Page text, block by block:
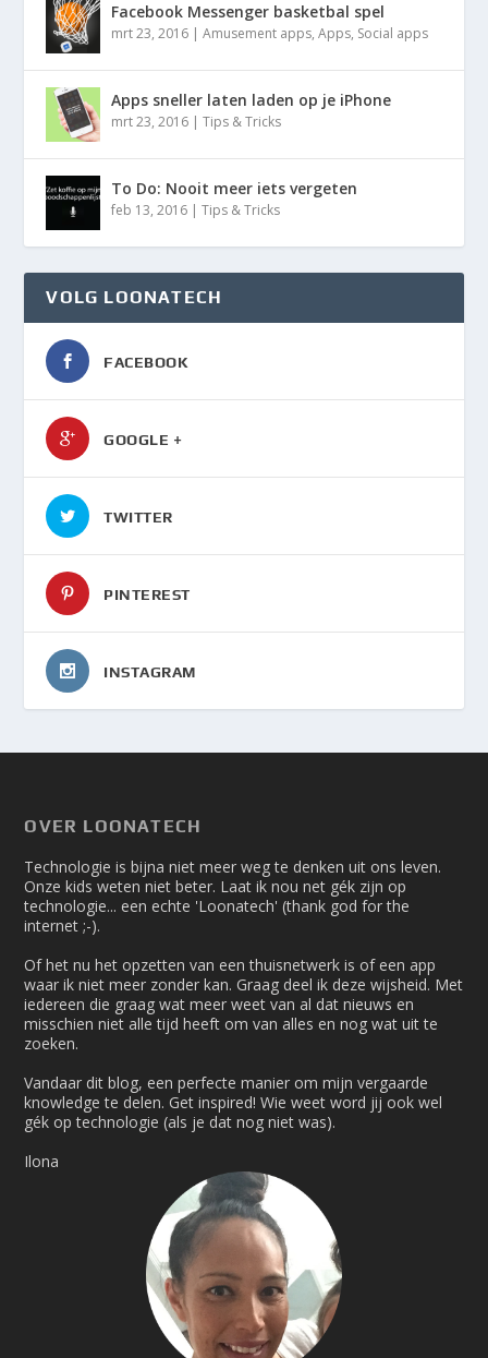
Facebook Messenger basketbal spel
mrt 23, 2016 |Amusement apps,Apps, Social apps
Apps sneller laten laden op je iPhone
mrt 23, 2016 |Tips & Tricks
To Do: Nooit meer iets vergeten
feb 13, 2016 |Tips & Tricks
VOLG LOONATECH
FACEBOOK
GOOGLE +
TWITTER
PINTEREST
INSTAGRAM
OVER LOONATECH
Technologie is bijna niet meer weg te denken uit ons leven.
Onze kids weten niet beter. Laat ik nou net gék zijn op
technologie... een echte 'Loonatech' (thank god for the
internet ;-).
Of het nu het opzetten van een thuisnetwerk is of een app
waar ik niet meer zonder kan. Graag deel ik deze wijsheid. Met
iedereen die graag wat meer weet van al dat nieuws en
misschien niet alle tijd heeft om van alles en nog wat uit te
zoeken.
Vandaar dit blog, een perfecte manier om mijn vergaarde
knowledge te delen. Get inspired! Wie weet word jij ook wel
gék op technologie (als je dat nog niet was).
Ilona